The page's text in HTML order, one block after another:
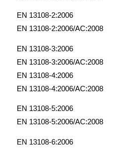
EN 13108-2:2006
EN 13108-2:2006/AC:2008
EN 13108-3:2006
EN 13108-3:2006/AC:2008
EN 13108-4:2006
EN 13108-4:2006/AC:2008
EN 13108-5:2006
EN 13108-5:2006/AC:2008
EN 13108-6:2006